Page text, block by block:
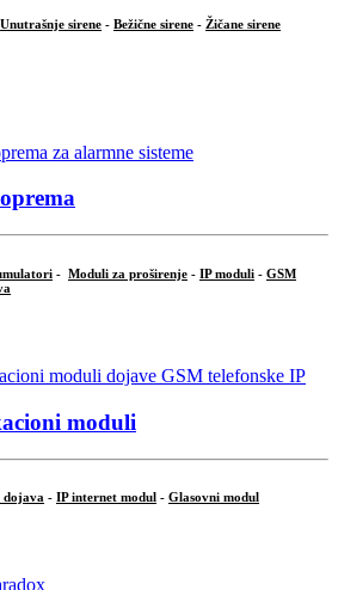
Unutrašnje sirene - Bežične sirene - Žičane sirene
- Moduli za proširenje - IP moduli - GSM
moduli
dojava - IP internet modul - Glasovni modul